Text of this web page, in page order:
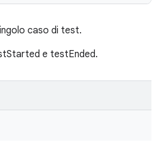
caso di test.
e testEnded.